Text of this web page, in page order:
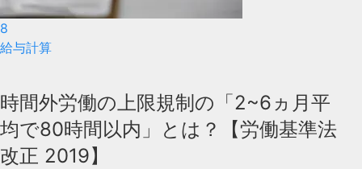
8
給与計算
時間外労働の上限規制の「2~6ヵ月平
均で80時間以内」とは？【労働基準法
改正 2019】